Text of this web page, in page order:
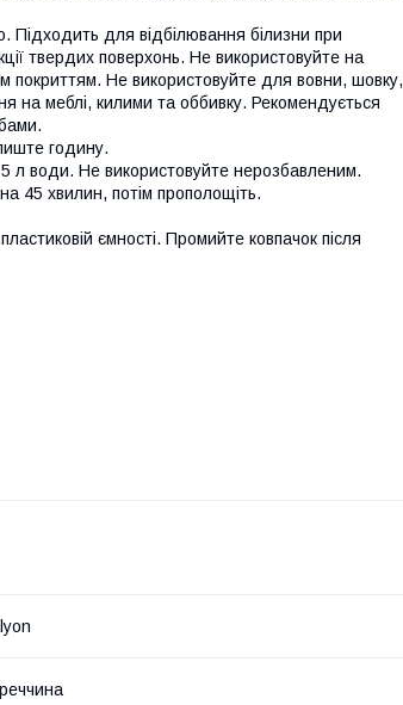
Підходить для відбілювання білизни при
твердих поверхонь. Не використовуйте на
Не використовуйте для вовни, шовку,
на меблі, килими та оббивку. Рекомендується
годину.
л води. Не використовуйте нерозбавленим.
45 хвилин, потім прополощіть.
ємності. Промийте ковпачок після